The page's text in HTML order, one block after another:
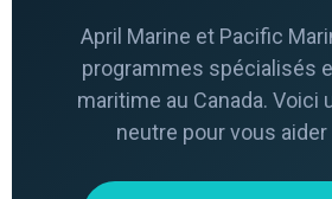
April Marine et Pacific
programmes spécialisés
maritime au Canada. Voici
neutre pour vous aider